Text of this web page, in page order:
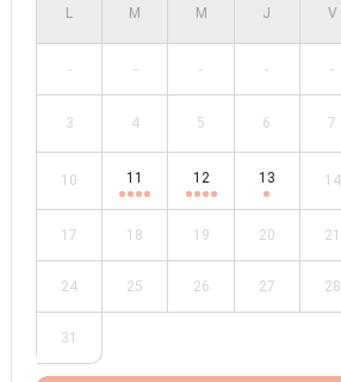
- - - - -
3 4 5 6 7
10 11 12 13 14
17 18 19 20 21
24 25 26 27 28
31